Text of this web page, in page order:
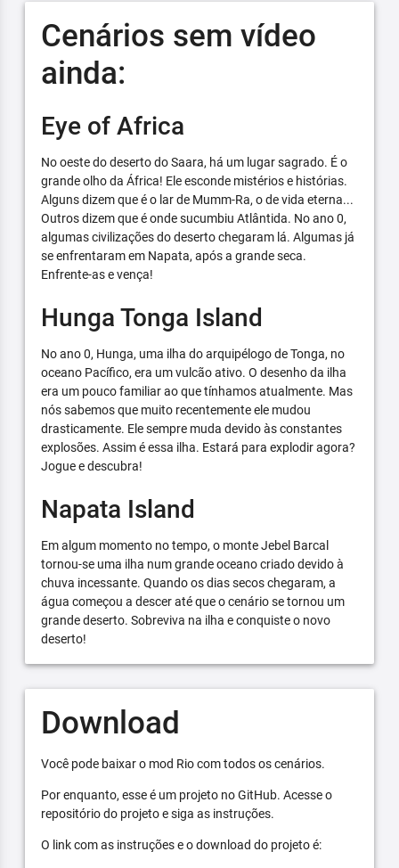
Cenários sem vídeo
ainda:
Eye of Africa
No oeste do deserto do Saara, há um lugar sagrado. É o
grande olho da África! Ele esconde mistérios e histórias.
Alguns dizem que é o lar de Mumm-Ra, o de vida eterna...
Outros dizem que é onde sucumbiu Atlântida. No ano 0,
algumas civilizações do deserto chegaram lá. Algumas já
se enfrentaram em Napata, após a grande seca.
Enfrente-as e vença!
Hunga Tonga Island
No ano 0, Hunga, uma ilha do arquipélogo de Tonga, no
oceano Pacífico, era um vulcão ativo. O desenho da ilha
era um pouco familiar ao que tínhamos atualmente. Mas
nós sabemos que muito recentemente ele mudou
drasticamente. Ele sempre muda devido às constantes
explosões. Assim é essa ilha. Estará para explodir agora?
Jogue e descubra!
Napata Island
Em algum momento no tempo, o monte Jebel Barcal
tornou-se uma ilha num grande oceano criado devido à
chuva incessante. Quando os dias secos chegaram, a
água começou a descer até que o cenário se tornou um
grande deserto. Sobreviva na ilha e conquiste o novo
deserto!
Download
Você pode baixar o mod Rio com todos os cenários.
Por enquanto, esse é um projeto no GitHub. Acesse o
repositório do projeto e siga as instruções.
O link com as instruções e o download do projeto é: